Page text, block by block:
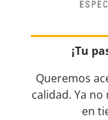
¡Tu
Queremos
calidad. Ya
en